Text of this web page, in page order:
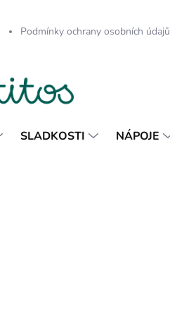
Podmínky ochrany osobních údajů
SLADKOSTI NÁPOJE